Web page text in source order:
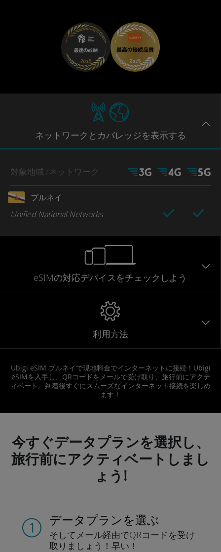
ネットワークとカバレッジを表示する
対象地域 /ネットワーク
ブルネイ
Unified National Networks
eSIMの対応デバイスをチェックしよう
利用方法
Ubigi eSIM ブルネイで現地料金でインターネットに接続！Ubigi
eSIMを入手し、QRコードをメールで受け取り、旅行前にアクテ
ィベート。到着後すぐにスムーズなインターネット接続を楽しめ
ます！
今すぐデータプランを選択し、
旅行前にアクティベートしまし
ょう!
データプランを選ぶ
そしてメール経由でQRコードを受け
取りましょう！早い！